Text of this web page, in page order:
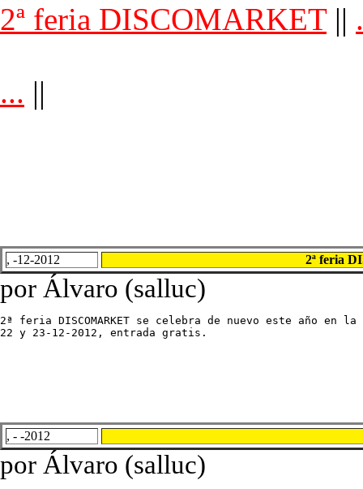
2ª feria DISCOMARKET||
... ||
, -12-2012 2ª feria
por Álvaro (salluc)
2ª feria DISCOMARKET se celebra de nuevo este año
22 y 23-12-2012, entrada gratis.
, - -2012
por Álvaro (salluc)